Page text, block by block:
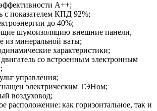
А++;
с показателем КПД 92%;
до 40%;
шумоизоляцию внешние панели,
из минеральной ваты;
характеристики;
со встроенным электронным
управления;
электрическим ТЭНом;
воздуховод;
расположение: как горизонтальное, так и